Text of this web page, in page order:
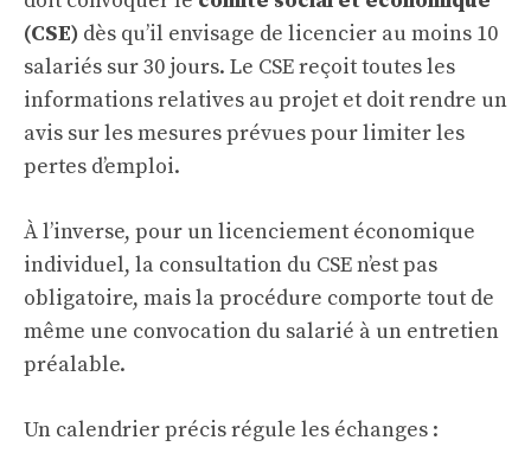
(CSE) dès qu’il envisage de licencier au moins 10
salariés sur 30 jours. Le CSE reçoit toutes les
informations relatives au projet et doit rendre un
avis sur les mesures prévues pour limiter les
pertes d’emploi.
À l’inverse, pour un licenciement économique
individuel, la consultation du CSE n’est pas
obligatoire, mais la procédure comporte tout de
même une convocation du salarié à un entretien
préalable.
Un calendrier précis régule les échanges :